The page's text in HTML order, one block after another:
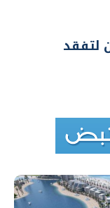
لتفقد